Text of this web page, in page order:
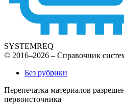
SYSTEMREQ
© 2016–2026 – Справочник
Без рубрики
Перепечатка материалов
первоисточника